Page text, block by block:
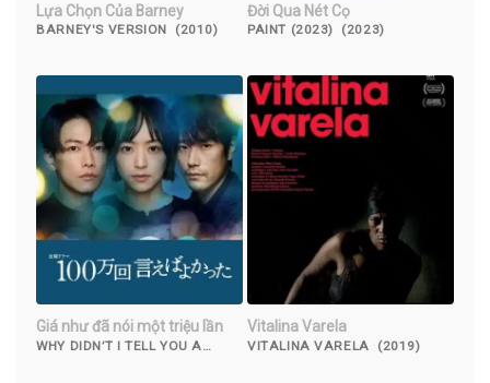
Lựa Chọn Của Barney
BARNEY'S VERSION (2010)
Đời Qua Nét Cọ
PAINT (2023) (2023)
Giá như đã nói một triệu lần
WHY DIDN’T I TELL YOU A
Vitalina Varela
VITALINA VARELA (2019)